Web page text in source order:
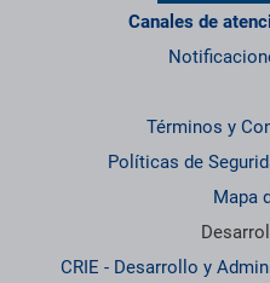
Canales de
Términos y
Políticas de
Mapa
CRIE - Desarrollo y